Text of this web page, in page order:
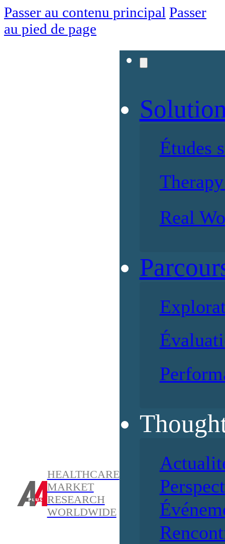
Passer au contenu principal Passer
au pied de page
HEALTHCARE
MARKET
RESEARCH
WORLDWIDE
Études
Real